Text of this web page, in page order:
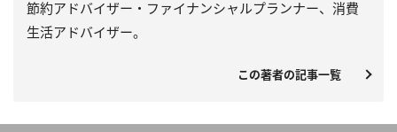
節約アドバイザー・ファイナンシャルプランナー、消費
生活アドバイザー。
この著者の記事一覧